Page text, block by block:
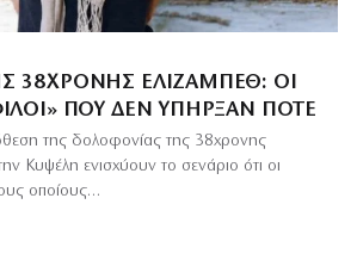
38ΧΡΟΝΗΣ ΕΛΊΖΑΜΠΕΘ: ΟΙ
ΠΟΥ ΔΕΝ ΥΠΉΡΞΑΝ ΠΟΤΈ
της δολοφονίας της 38χρονης
Κυψέλη ενισχύουν το σενάριο ότι οι
οποίους…